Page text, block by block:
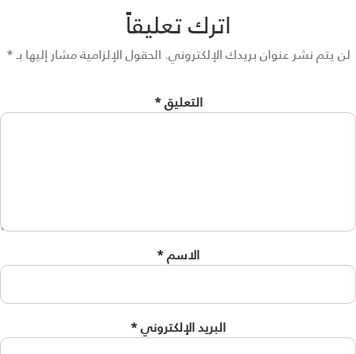
اترك تعليقاً
يتم نشر عنوان بريدك الإلكتروني. الحقول الإلزامية مشار إليها بـ*
التعليق*
الاسم*
البريد الإلكتروني*